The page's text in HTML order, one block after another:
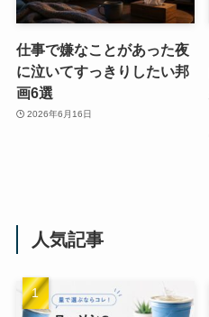
仕事で嫌なことがあった夜
に泣いてすっきりしたい邦
画6選
2026年6月16日
人気記事